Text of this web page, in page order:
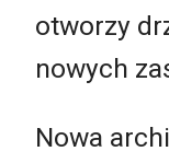
otworzy
nowych
Nowa